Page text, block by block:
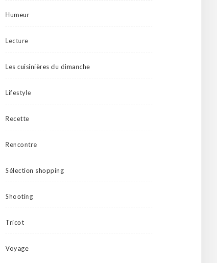
Humeur
Lecture
Les cuisinières du dimanche
Lifestyle
Recette
Rencontre
Sélection shopping
Shooting
Tricot
Voyage